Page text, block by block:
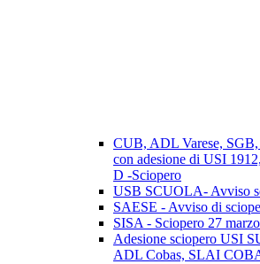
CUB, ADL Varese,
con adesione di USI
D -Sciopero
USB SCUOLA- Avviso
SAESE - Avviso di
SISA - Sciopero 27
Adesione sciopero USI
ADL Cobas, SLAI